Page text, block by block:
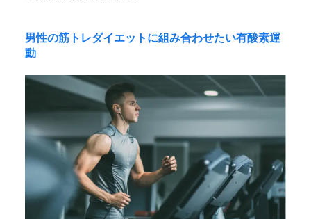
男性の筋トレダイエットに組み合わせたい有酸素運
動